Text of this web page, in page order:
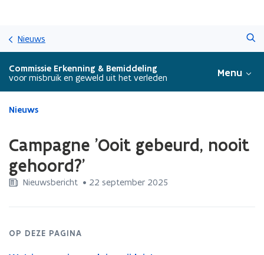
inhoud
Nieuws
Commissie Erkenning & Bemiddeling
voor misbruik en geweld uit het verleden Menu
Gedaan
bevindt
zich
op:
nooit
Nieuws
Campagne 'Ooit gebeurd, nooit
gehoord?'
Nieuwsbericht • 22 september 2025
OP DEZE PAGINA